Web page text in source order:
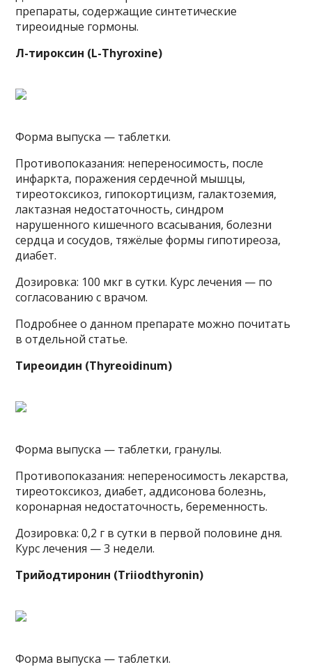
препараты, содержащие синтетические
тиреоидные гормоны.
Л-тироксин (L-Thyroxine)
Форма выпуска — таблетки.
Противопоказания: непереносимость, после
инфаркта, поражения сердечной мышцы,
тиреотоксикоз, гипокортицизм, галактоземия,
лактазная недостаточность, синдром
нарушенного кишечного всасывания, болезни
сердца и сосудов, тяжёлые формы гипотиреоза,
диабет.
Дозировка: 100 мкг в сутки. Курс лечения — по
согласованию с врачом.
Подробнее о данном препарате можно почитать
в отдельной статье.
Тиреоидин (Thyreoidinum)
Форма выпуска — таблетки, гранулы.
Противопоказания: непереносимость лекарства,
тиреотоксикоз, диабет, аддисонова болезнь,
коронарная недостаточность, беременность.
Дозировка: 0,2 г в сутки в первой половине дня.
Курс лечения — 3 недели.
Трийодтиронин (Triiodthyronin)
Форма выпуска — таблетки.